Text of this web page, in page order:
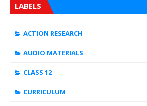
LABELS
ACTION RESEARCH
AUDIO MATERIALS
CLASS 12
CURRICULUM